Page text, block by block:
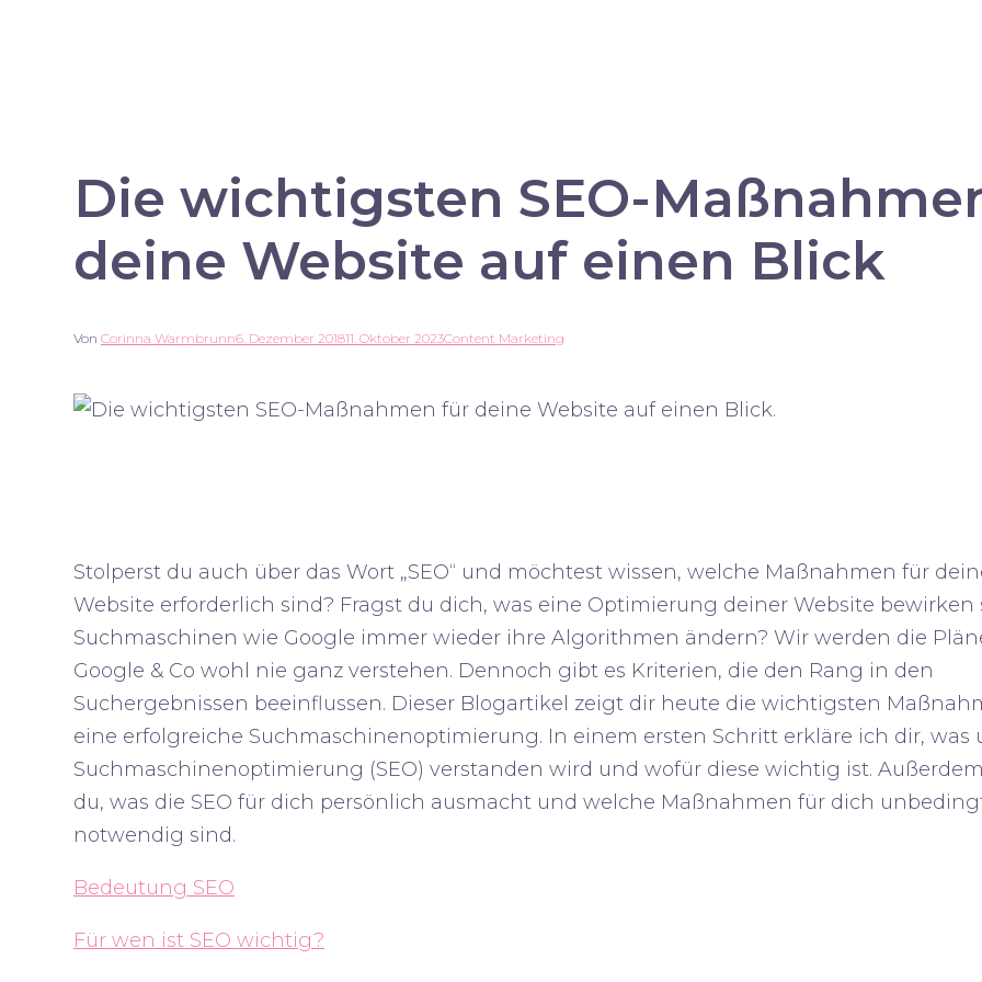
Die wichtigsten SEO-
deine Website auf einen Blick
Von Corinna Warmbrunn6. Dezember 201811. Oktober 2023Content Marketing
Stolperst du auch über das Wort „SEO“ und möchtest wissen, welche Maßnahmen für
Website erforderlich sind? Fragst du dich, was eine Optimierung deiner Website bewirken
Suchmaschinen wie Google immer wieder ihre Algorithmen ändern? Wir werden die
Google & Co wohl nie ganz verstehen. Dennoch gibt es Kriterien, die den Rang in den
Suchergebnissen beeinflussen. Dieser Blogartikel zeigt dir heute die wichtigsten
eine erfolgreiche Suchmaschinenoptimierung. In einem ersten Schritt erkläre ich dir, was
Suchmaschinenoptimierung (SEO) verstanden wird und wofür diese wichtig ist.
du, was die SEO für dich persönlich ausmacht und welche Maßnahmen für dich
notwendig sind.
Bedeutung SEO
Für wen ist SEO wichtig?